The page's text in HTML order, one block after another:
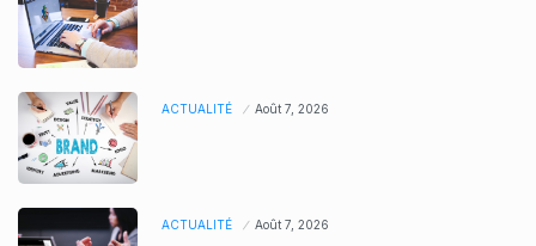
ACTUALITÉ Août 7, 2026
ACTUALITÉ Août 7, 2026